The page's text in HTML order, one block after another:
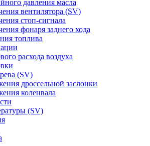
давления масла
вентилятора (SV)
стоп-сигнала
фонаря заднего хода
топлива
расхода воздуха
(SV)
дроссельной заслонки
коленвала
(SV)